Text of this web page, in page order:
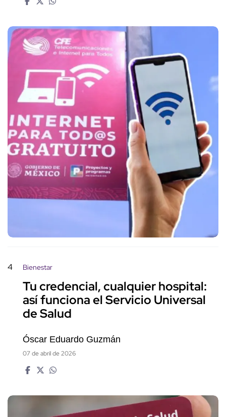
4 Bienestar
Tu credencial, cualquier hospital:
así funciona el Servicio Universal
de Salud
Óscar Eduardo Guzmán
07 de abril de 2026